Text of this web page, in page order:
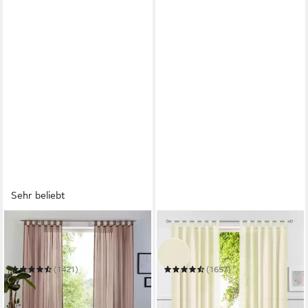
Sehr beliebt
OTTO HOME
Gardine XANA
Mehrere Größen
(1421)
ab 7,99 € UVP10,70 €
-25%
OTTO HOME
Vorhang Raja
Mehrere Größen
(1657)
UVP18,99 €